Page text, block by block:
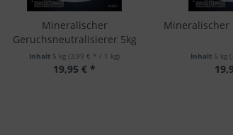
Mineralischer
Geruchsneutralisierer 5kg
Inhalt 5 kg (3,99 € * / 1 kg)
19,95 € *
Mineralischer
Inhalt 5 kg